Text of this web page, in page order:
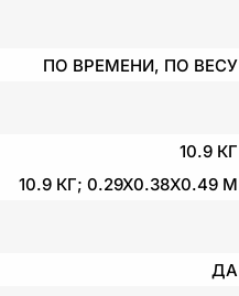
ПО ВРЕМЕНИ, ПО ВЕСУ
10.9 КГ
10.9 КГ; 0.29X0.38X0.49 М
ДА